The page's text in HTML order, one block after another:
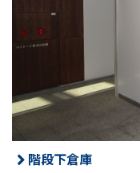
階段下倉庫